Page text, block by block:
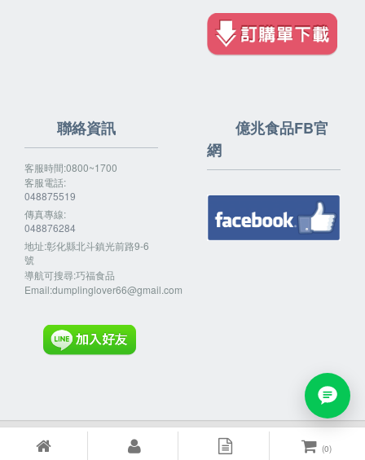
聯絡資訊
客服時間:0800~1700
客服電話:
048875519
傳真專線:
048876284
地址:彰化縣北斗鎮光前路9-6
號
導航可搜尋:巧福食品
Email:dumplinglover66@gmail.com
億兆食品FB官
網
Powered By (0)